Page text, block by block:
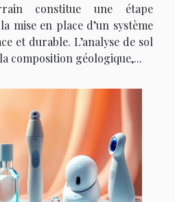
constitue une étape
mise en place d’un système
et durable. L’analyse de sol
composition géologique,...